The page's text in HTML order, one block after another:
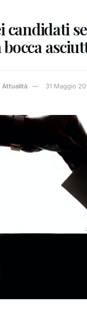
candidati
Attualità 31 Maggio